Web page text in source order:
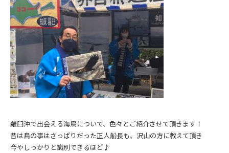
羅臼沖で出会える海鳥について、色々とご紹介させて頂きます！
昔は鳥の事はさっぱりだった正人船長も、沢山の方に教えて頂き
今やしっかりと識別できるほど♪